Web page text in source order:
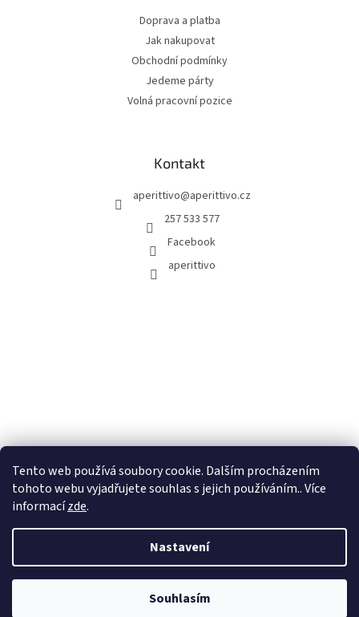
Tento web používá soubory cookie. Dalším procházením
tohoto webu vyjadřujete souhlas s jejich používáním.. Více
informacízde.
Nastavení
Souhlasím
Doprava a platba
Jak nakupovat
Obchodní podmínky
Jedeme párty
Volná pracovní pozice
Kontakt
aperittivo@aperittivo.cz
257 533 577
Facebook
aperittivo
Vytvořil Shoptet
Aperittivo. Všechna práva vyhrazena.